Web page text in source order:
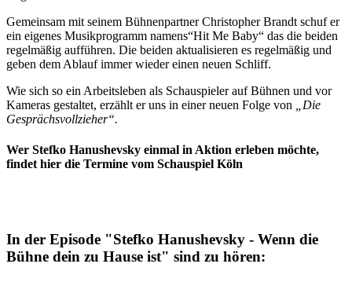
Gemeinsam mit seinem Bühnenpartner Christopher Brandt schuf er
ein eigenes Musikprogramm namens“Hit Me Baby“ das die beiden
regelmäßig aufführen. Die beiden aktualisieren es regelmäßig und
geben dem Ablauf immer wieder einen neuen Schliff.
Wie sich so ein Arbeitsleben als Schauspieler auf Bühnen und vor
Kameras gestaltet, erzählt er uns in einer neuen Folge von
„Die
Gesprächsvollzieher“.
Wer Stefko Hanushevsky einmal in Aktion erleben möchte,
findet hier die Termine vom Schauspiel Köln
In der Episode "Stefko Hanushevsky - Wenn die
Bühne dein zu Hause ist" sind zu hören: